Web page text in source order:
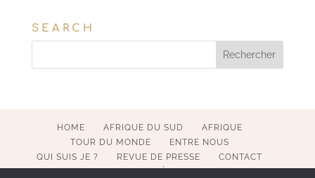
SEARCH
HOME AFRIQUE DU SUD
AFRIQUE
TOUR DU MONDE
ENTRE NOUS
QUI SUIS JE ?
REVUE DE PRESSE
CONTACT